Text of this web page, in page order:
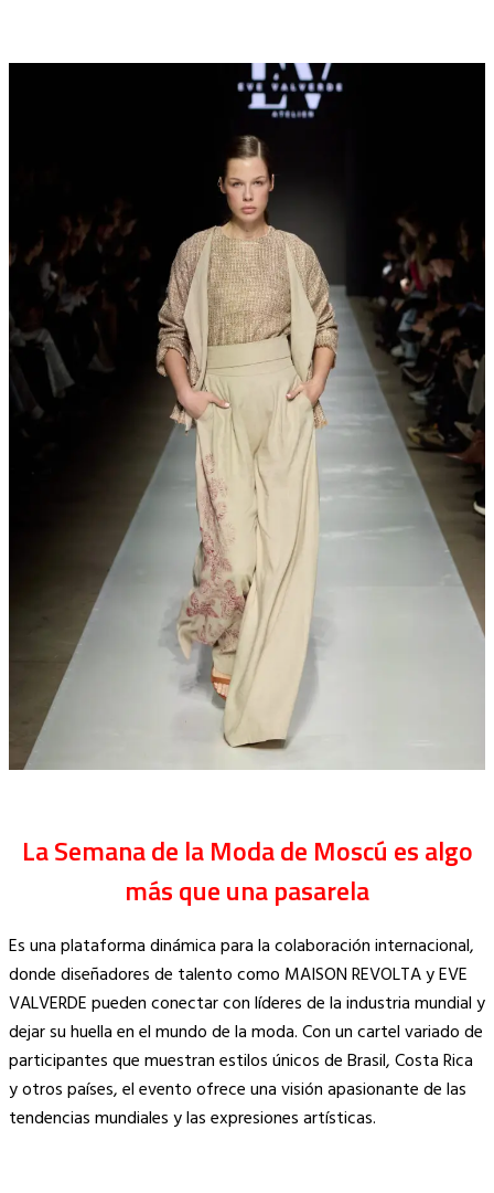
La Semana de la Moda de Moscú es algo
más que una pasarela
Es una plataforma dinámica para la colaboración internacional,
donde diseñadores de talento como MAISON REVOLTA y EVE
VALVERDE pueden conectar con líderes de la industria mundial y
dejar su huella en el mundo de la moda. Con un cartel variado de
participantes que muestran estilos únicos de Brasil, Costa Rica
y otros países, el evento ofrece una visión apasionante de las
tendencias mundiales y las expresiones artísticas.